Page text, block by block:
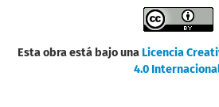
Esta obra está bajo una Licencia
4.0